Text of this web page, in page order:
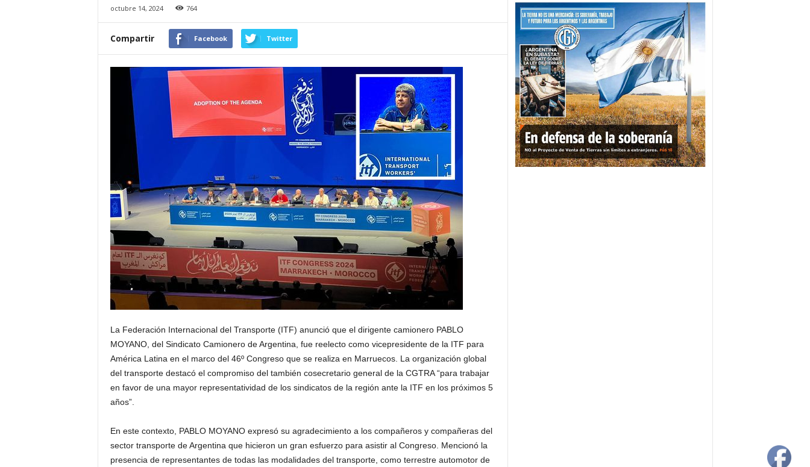
octubre 14, 2024 764
Compartir Facebook Twitter
La Federación Internacional del Transporte (ITF) anunció que el dirigente camionero PABLO
MOYANO, del Sindicato Camionero de Argentina, fue reelecto como vicepresidente de la ITF para
América Latina en el marco del 46º Congreso que se realiza en Marruecos. La organización global
del transporte destacó el compromiso del también cosecretario general de la CGTRA “para trabajar
en favor de una mayor representatividad de los sindicatos de la región ante la ITF en los próximos 5
años”.
En este contexto, PABLO MOYANO expresó su agradecimiento a los compañeros y compañeras del
sector transporte de Argentina que hicieron un gran esfuerzo para asistir al Congreso. Mencionó la
presencia de representantes de todas las modalidades del transporte, como terrestre automotor de